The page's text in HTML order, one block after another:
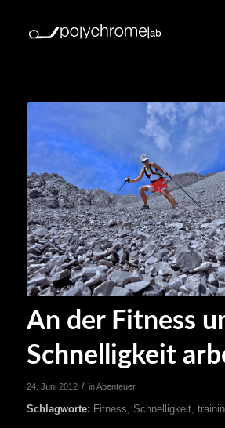
An der Fitness
Schnelligkeit
24. Juni 2012 / inAbenteuer
Schlagworte: Fitness, Schnelligkeit,